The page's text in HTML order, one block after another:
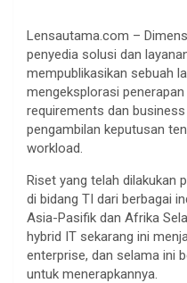
Lensautama.com –
penyedia solusi dan
mempublikasikan sebuah
mengeksplorasi
requirements dan
pengambilan keputusan
workload.
Riset yang telah dilakukan
di bidang TI dari berbagai
Asia-Pasifik dan Afrika
hybrid IT sekarang ini
enterprise, dan selama ini
untuk menerapkannya.